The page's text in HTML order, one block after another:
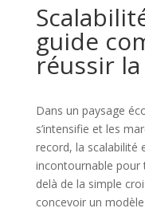
guide
réussir
Dans un paysage
s’intensifie et les
record, la scalabilité
incontournable pour
delà de la simple
concevoir un